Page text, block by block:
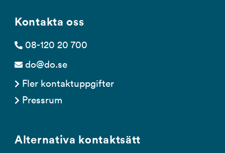
Kontakta oss
08-120 20 700
do@do.se
Fler kontaktuppgifter
Pressrum
Alternativa kontaktsätt